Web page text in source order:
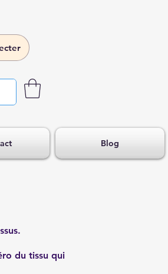
Blog
du tissu qui